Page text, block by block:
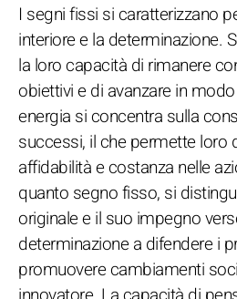
I segni fissi si caratterizzano
interiore e la determinazione.
la loro capacità di rimanere
obiettivi e di avanzare in
energia si concentra sulla
successi, il che permette loro
affidabilità e costanza nelle
quanto segno fisso, si
originale e il suo impegno
determinazione a difendere i
promuovere cambiamenti